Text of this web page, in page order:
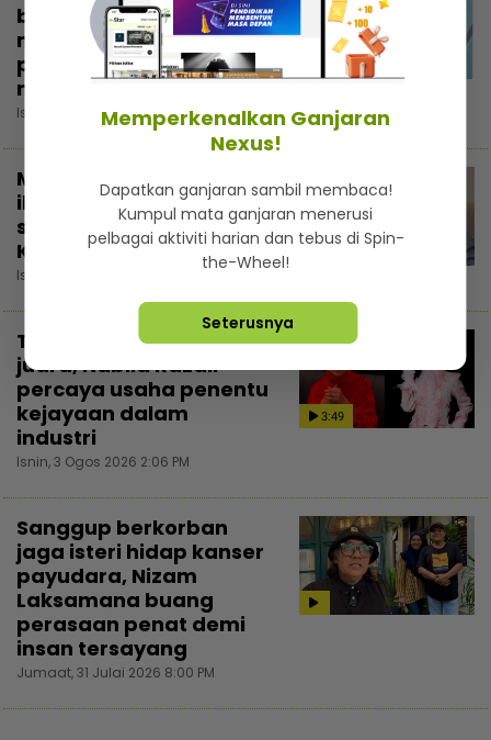
bantuan bukan untuk
menunjuk, niat cari
pahala... Kongsi di
media sosial elak fitnah
Isnin, 3 Ogos 2026 5:30 PM
Majikan tindas pekerja
ibarat tutup periuk nasi
sendiri - Dazrin
Kamarudin
Isnin, 3 Ogos 2026 4:13 PM
3:49
Tiada istilah ‘badi’
juara, Nabila Razali
percaya usaha penentu
kejayaan dalam
industri
Isnin, 3 Ogos 2026 2:06 PM
Sanggup berkorban
jaga isteri hidap kanser
payudara, Nizam
Laksamana buang
perasaan penat demi
insan tersayang
Jumaat, 31 Julai 2026 8:00 PM
Memperkenalkan Ganjaran
Nexus!
Dapatkan ganjaran sambil membaca!
Kumpul mata ganjaran menerusi
pelbagai aktiviti harian dan tebus di Spin-
the-Wheel!
Seterusnya